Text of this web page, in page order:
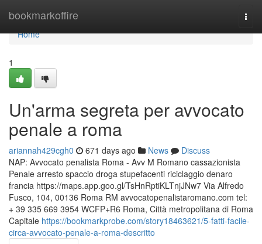
bookmarkoffire
Home
Home
1
Un'arma segreta per avvocato
penale a roma
ariannah429cgh0 671 days ago News
Discuss
NAP: Avvocato penalista Roma - Avv M Romano cassazionista
Penale arresto spaccio droga stupefacenti riciclaggio denaro
francia https://maps.app.goo.gl/TsHnRptiKLTnjJNw7 Via Alfredo
Fusco, 104, 00136 Roma RM avvocatopenalistaromano.com tel:
+ 39 335 669 3954 WCFP+R6 Roma, Città metropolitana di Roma
Capitale https://bookmarkprobe.com/story18463621/5-fatti-facile-
circa-avvocato-penale-a-roma-descritto